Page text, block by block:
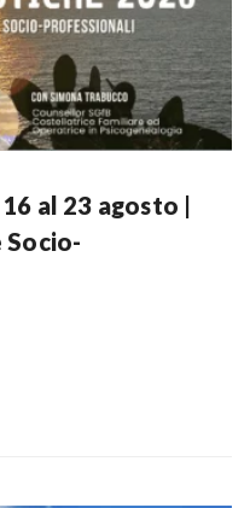
al 23 agosto |
Socio-